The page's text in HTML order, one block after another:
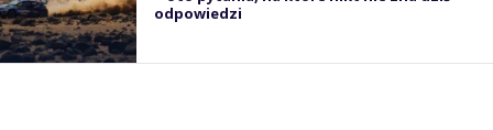
odpowiedzi